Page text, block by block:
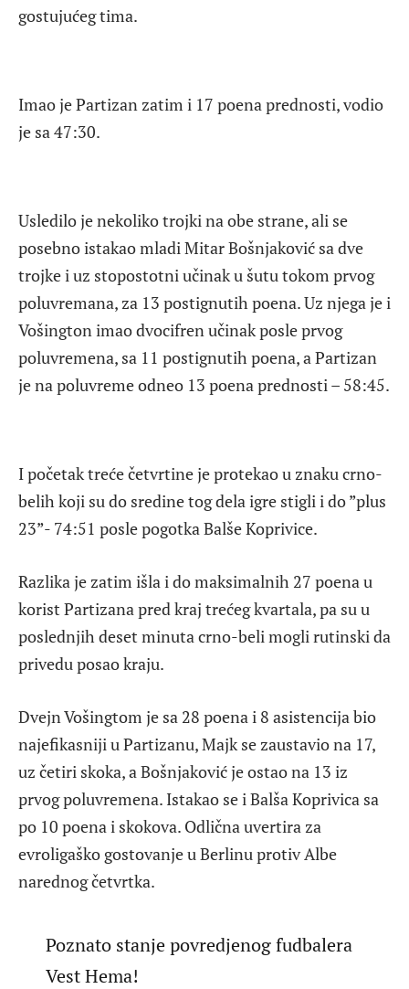
gostujućeg tima.
Imao je Partizan zatim i 17 poena prednosti, vodio
je sa 47:30.
Usledilo je nekoliko trojki na obe strane, ali se
posebno istakao mladi Mitar Bošnjaković sa dve
trojke i uz stopostotni učinak u šutu tokom prvog
poluvremana, za 13 postignutih poena. Uz njega je i
Vošington imao dvocifren učinak posle prvog
poluvremena, sa 11 postignutih poena, a Partizan
je na poluvreme odneo 13 poena prednosti – 58:45.
I početak treće četvrtine je protekao u znaku crno-
belih koji su do sredine tog dela igre stigli i do ”plus
23”- 74:51 posle pogotka Balše Koprivice.
Razlika je zatim išla i do maksimalnih 27 poena u
korist Partizana pred kraj trećeg kvartala, pa su u
poslednjih deset minuta crno-beli mogli rutinski da
privedu posao kraju.
Dvejn Vošingtom je sa 28 poena i 8 asistencija bio
najefikasniji u Partizanu, Majk se zaustavio na 17,
uz četiri skoka, a Bošnjaković je ostao na 13 iz
prvog poluvremena. Istakao se i Balša Koprivica sa
po 10 poena i skokova. Odlična uvertira za
evroligaško gostovanje u Berlinu protiv Albe
narednog četvrtka.
Poznato stanje povredjenog fudbalera
Vest Hema!